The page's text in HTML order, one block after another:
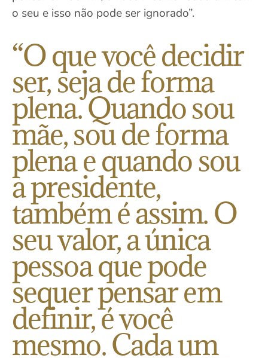
o seu e isso não pode ser ignorado”.
“O que você decidir
ser, seja de forma
plena. Quando sou
mãe, sou de forma
plena e quando sou
a presidente,
também é assim. O
seu valor, a única
pessoa que pode
sequer pensar em
definir, é você
mesmo. Cada um